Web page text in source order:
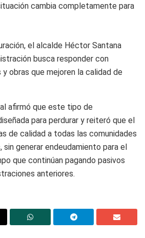
cambia completamente para
el alcalde Héctor Santana
busca responder con
obras que mejoren la calidad de
afirmó que este tipo de
para perdurar y reiteró que el
de calidad a todas las comunidades
sin generar endeudamiento para el
que continúan pagando pasivos
anteriores.